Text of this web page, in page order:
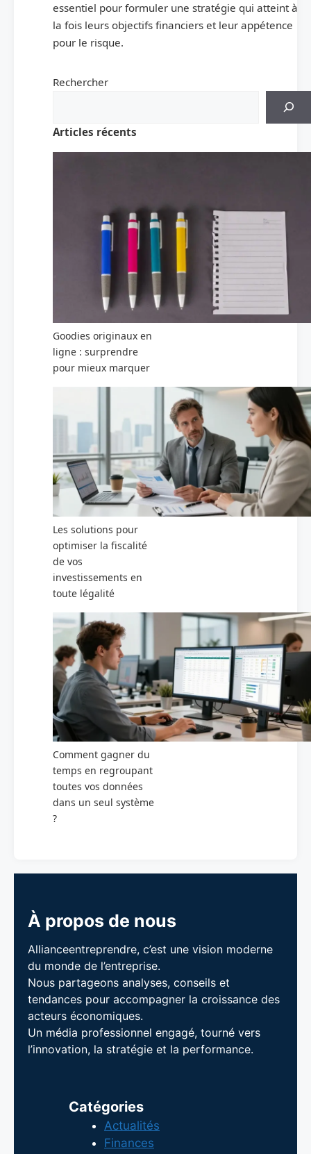
essentiel pour formuler une stratégie qui atteint à
la fois leurs objectifs financiers et leur appétence
pour le risque.
Rechercher
Articles récents
Goodies originaux en
ligne : surprendre
pour mieux marquer
Les solutions pour
optimiser la fiscalité
de vos
investissements en
toute légalité
Comment gagner du
temps en regroupant
toutes vos données
dans un seul système
?
À propos de nous
Allianceentreprendre, c’est une vision moderne
du monde de l’entreprise.
Nous partageons analyses, conseils et
tendances pour accompagner la croissance des
acteurs économiques.
Un média professionnel engagé, tourné vers
l’innovation, la stratégie et la performance.
Catégories
Actualités
Finances